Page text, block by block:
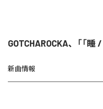
GOTCHAROCKA、「「睡
新曲情報